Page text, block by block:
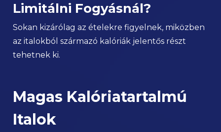
Limitálni Fogyásnál?
Sokan kizárólag az ételekre figyelnek, miközben
az italokból származó kalóriák jelentős részt
tehetnek ki.
Magas Kalóriatartalmú
Italok